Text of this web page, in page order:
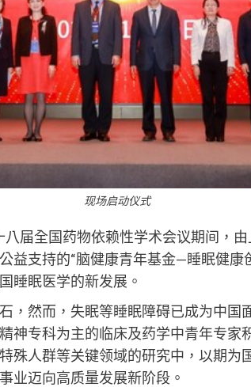
现场启动仪式
届全国药物依赖性学术会议期间，
益支持的“脑健康青年基金—睡眠健康
睡眠医学的新发展。
，然而，失眠等睡眠障碍已成为中国
神专科为主的临床及药学中青年专家
殊人群等关键领域的研究中，以期为
业迈向高质量发展新阶段。